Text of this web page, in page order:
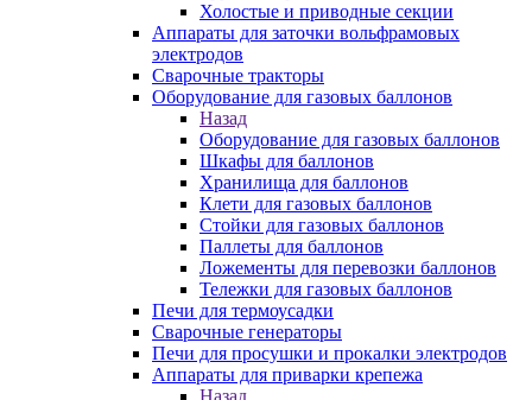
Холостые и приводные секции
Аппараты для заточки вольфрамовых
электродов
Сварочные тракторы
Оборудование для газовых баллонов
Назад
Оборудование для газовых баллонов
Шкафы для баллонов
Хранилища для баллонов
Клети для газовых баллонов
Стойки для газовых баллонов
Паллеты для баллонов
Ложементы для перевозки баллонов
Тележки для газовых баллонов
Печи для термоусадки
Сварочные генераторы
Печи для просушки и прокалки электродов
Аппараты для приварки крепежа
Назад